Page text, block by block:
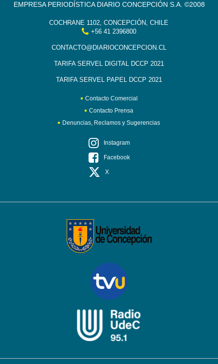
EMPRESA PERIODÍSTICA DIARIO CONCEPCIÓN S.A. ©2008
COCHRANE 1102, CONCEPCIÓN, CHILE
+56 41 2396800
CONTACTO@DIARIOCONCEPCION.CL
TARIFA SERVEL DIGITAL DCCP 2021
TARIFA SERVEL PAPEL DCCP 2021
Contacto Comercial
Contacto Prensa
Denuncias, Reclamos y Sugerencias
Instagram
Facebook
X